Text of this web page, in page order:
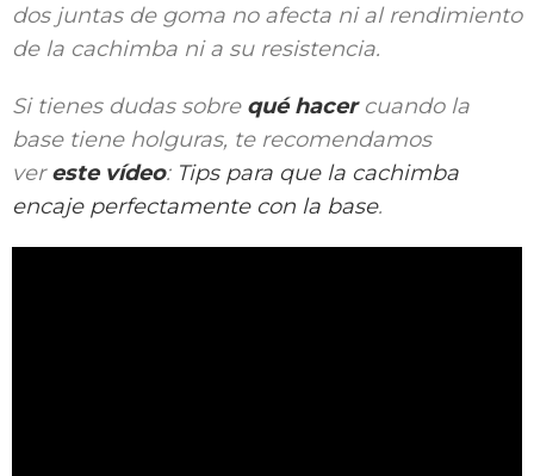
dos juntas de goma no afecta ni al rendimiento
de la cachimba ni a su resistencia.
Si tienes dudas sobre qué hacercuando la
base tiene holguras, te recomendamos
vereste vídeo: Tips para que la cachimba
encaje perfectamente con la base.